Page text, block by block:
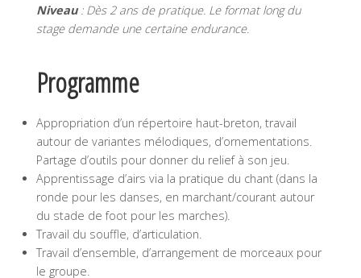
Niveau: Dès 2 ans de pratique. Le format long du
stage demande une certaine endurance.
Programme
Appropriation d’un répertoire haut-breton, travail
autour de variantes mélodiques, d’ornementations.
Partage d’outils pour donner du relief à son jeu.
Apprentissage d’airs via la pratique du chant (dans la
ronde pour les danses, en marchant/courant autour
du stade de foot pour les marches).
Travail du souffle, d’articulation.
Travail d’ensemble, d’arrangement de morceaux pour
le groupe.